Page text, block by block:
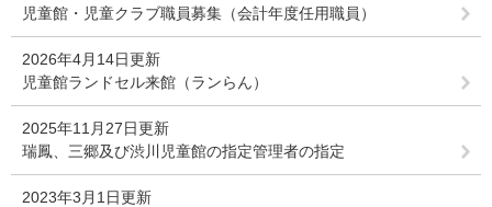
児童館・児童クラブ職員募集（会計年度任用職員）
2026年4月14日更新
児童館ランドセル来館（ランらん）
2025年11月27日更新
瑞鳳、三郷及び渋川児童館の指定管理者の指定
2023年3月1日更新